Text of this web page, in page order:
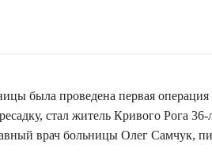
была проведена первая
стал житель Кривого Рога
врач больницы Олег Самчук,